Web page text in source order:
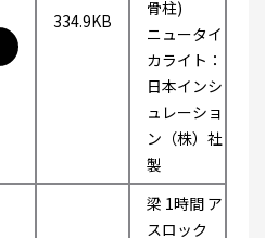
334.9KB
骨柱)
ニュータイ
カライト：
日本インシ
ュレーショ
ン（株）社
製
梁 1時間 ア
スロック